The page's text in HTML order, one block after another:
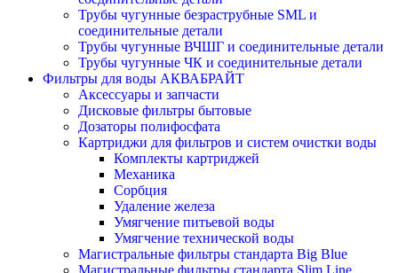
Трубы чугунные безраструбные SML и
соединительные детали
Трубы чугунные ВЧШГ и соединительные детали
Трубы чугунные ЧК и соединительные детали
Фильтры для воды АКВАБРАЙТ
Аксессуары и запчасти
Дисковые фильтры бытовые
Дозаторы полифосфата
Картриджи для фильтров и систем очистки воды
Комплекты картриджей
Механика
Сорбция
Удаление железа
Умягчение питьевой воды
Умягчение технической воды
Магистральные фильтры стандарта Big Blue